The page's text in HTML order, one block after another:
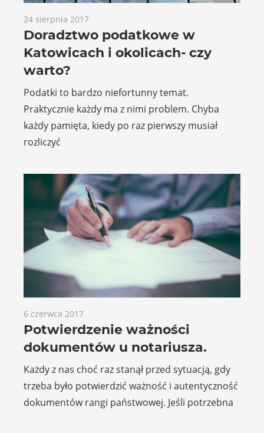
24 sierpnia 2017
Doradztwo podatkowe w
Katowicach i okolicach- czy
warto?
Podatki to bardzo niefortunny temat.
Praktycznie każdy ma z nimi problem. Chyba
każdy pamięta, kiedy po raz pierwszy musiał
rozliczyć
6 czerwca 2017
Potwierdzenie ważności
dokumentów u notariusza.
Każdy z nas choć raz stanął przed sytuacją, gdy
trzeba było potwierdzić ważność i autentyczność
dokumentów rangi państwowej. Jeśli potrzebna